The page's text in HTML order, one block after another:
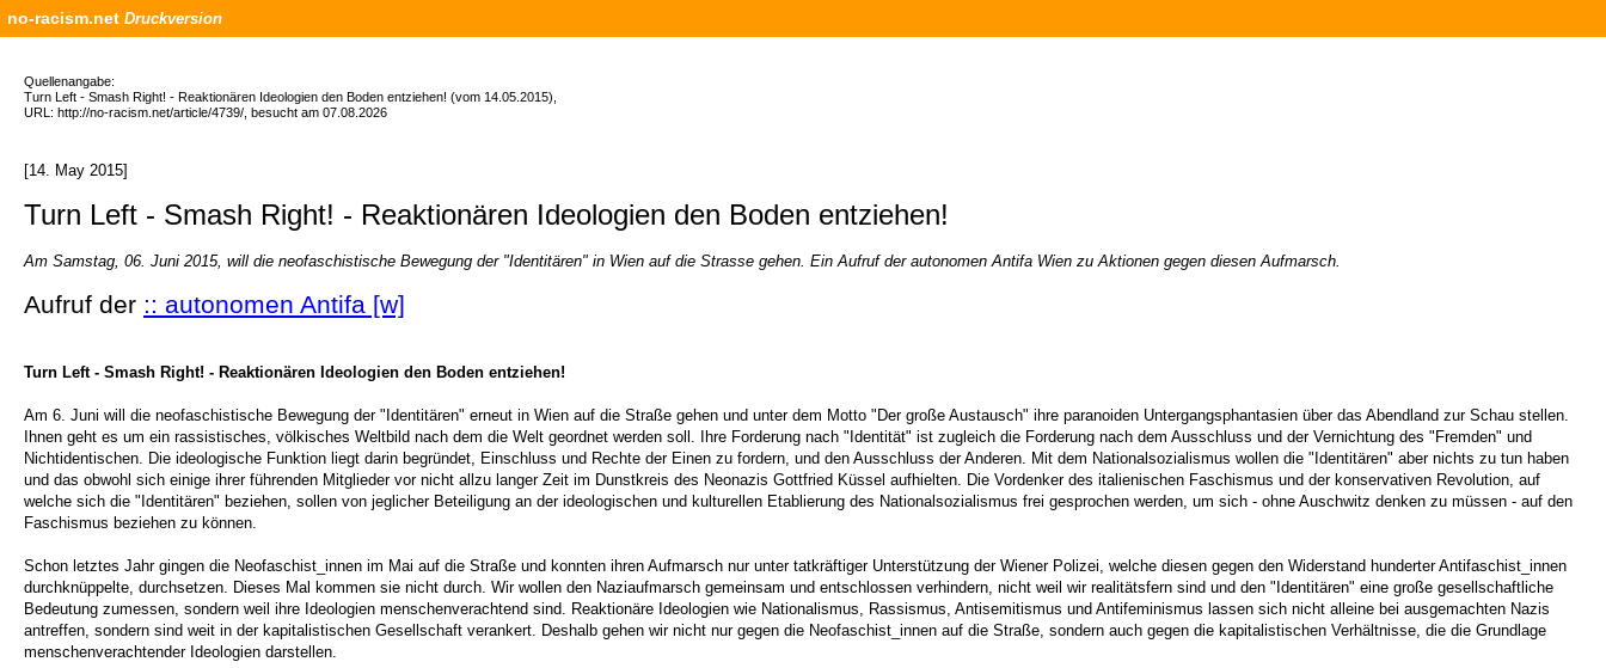
no-racism.net Druckversion
Quellenangabe:
Turn Left - Smash Right! - Reaktionären Ideologien den Boden entziehen! (vom 14.05.2015),
URL: http://no-racism.net/article/4739/, besucht am 07.08.2026
[14. May 2015]
Turn Left - Smash Right! - Reaktionären Ideologien den Boden entziehen!
Am Samstag, 06. Juni 2015, will die neofaschistische Bewegung der "Identitären" in Wien auf die Strasse gehen. Ein Aufruf der autonomen Antifa Wien zu Aktionen gegen diesen Aufmarsch.
Aufruf der :: autonomen Antifa [w]
Turn Left - Smash Right! - Reaktionären Ideologien den Boden entziehen!
Am 6. Juni will die neofaschistische Bewegung der "Identitären" erneut in Wien auf die Straße gehen und unter dem Motto "Der große Austausch" ihre paranoiden Untergangsphantasien über das Abendland zur Schau stellen.
Ihnen geht es um ein rassistisches, völkisches Weltbild nach dem die Welt geordnet werden soll. Ihre Forderung nach "Identität" ist zugleich die Forderung nach dem Ausschluss und der Vernichtung des "Fremden" und
Nichtidentischen. Die ideologische Funktion liegt darin begründet, Einschluss und Rechte der Einen zu fordern, und den Ausschluss der Anderen. Mit dem Nationalsozialismus wollen die "Identitären" aber nichts zu tun haben
und das obwohl sich einige ihrer führenden Mitglieder vor nicht allzu langer Zeit im Dunstkreis des Neonazis Gottfried Küssel aufhielten. Die Vordenker des italienischen Faschismus und der konservativen Revolution, auf
welche sich die "Identitären" beziehen, sollen von jeglicher Beteiligung an der ideologischen und kulturellen Etablierung des Nationalsozialismus frei gesprochen werden, um sich - ohne Auschwitz denken zu müssen - auf den
Faschismus beziehen zu können.
Schon letztes Jahr gingen die Neofaschist_innen im Mai auf die Straße und konnten ihren Aufmarsch nur unter tatkräftiger Unterstützung der Wiener Polizei, welche diesen gegen den Widerstand hunderter Antifaschist_innen
durchknüppelte, durchsetzen. Dieses Mal kommen sie nicht durch. Wir wollen den Naziaufmarsch gemeinsam und entschlossen verhindern, nicht weil wir realitätsfern sind und den "Identitären" eine große gesellschaftliche
Bedeutung zumessen, sondern weil ihre Ideologien menschenverachtend sind. Reaktionäre Ideologien wie Nationalismus, Rassismus, Antisemitismus und Antifeminismus lassen sich nicht alleine bei ausgemachten Nazis
antreffen, sondern sind weit in der kapitalistischen Gesellschaft verankert. Deshalb gehen wir nicht nur gegen die Neofaschist_innen auf die Straße, sondern auch gegen die kapitalistischen Verhältnisse, die die Grundlage
menschenverachtender Ideologien darstellen.